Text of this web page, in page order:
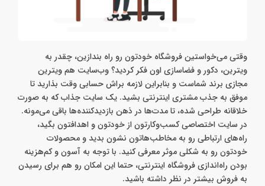
وقتی می‌خواستین فروشگاه خودتون رو راه بندازین، چقدر به
ویترین، دکور و فضاسازی اون فکر کردید؟ وب‌سایت هم ویترین
مجازی برند شماست و بنابراین لازمه براش حسابی وقت بذارید تا
موفق به جذب مشتری اینترنتی بشید. یک سایت جذاب که به صورت
خلاقانه طراحی شده، تا مدت‌ها در ذهن بازدیدکننده‌ها باقی می‌مونه.
در سایت اختصاصی کسب‌وکارتون از خودتون و اهدافتون بگید،
راه‌های ارتباطی رو به مخاطب‌هاتون نشون بدید و محصولات
خودتون رو به شکلی موثر معرفی کنید. با توجه به آسون و کم‌هزینه
بودن راه‌اندازی فروشگاه اینترنتی، حتما این امکان رو هم برای رسیدن
به فروش بیشتر در نظر داشته باشید.